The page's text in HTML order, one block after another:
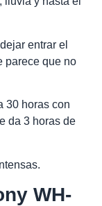
entrar el
parece que no
30 horas con
da 3 horas de
WH-